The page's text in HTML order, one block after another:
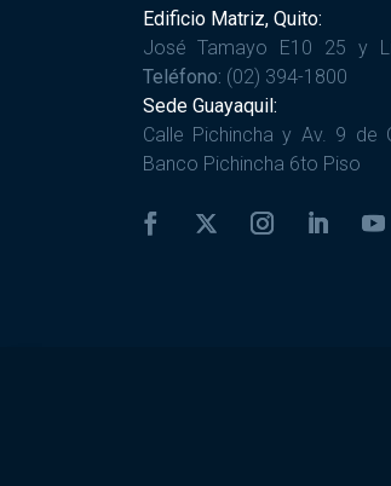
Edificio Matriz, Quito:
José Tamayo E10 25 y
Teléfono: (02) 394-1800
Sede Guayaquil:
Calle Pichincha y Av. 9 de
Banco Pichincha 6to Piso